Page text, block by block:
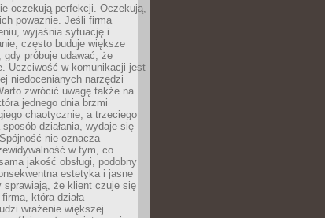
oczekują perfekcji. Oczekują,
poważnie. Jeśli firma
wyjaśnia sytuację i
często buduje większe
gdy próbuje udawać, że
Uczciwość w komunikacji jest
niedocenianych narzędzi
zwrócić uwagę także na
jednego dnia brzmi
chaotycznie, a trzeciego
działania, wydaje się
nie oznacza
w tym, co
jakość obsługi, podobny
estetyka i jasne
sprawiają, że klient czuje się
która działa
wrażenie większej